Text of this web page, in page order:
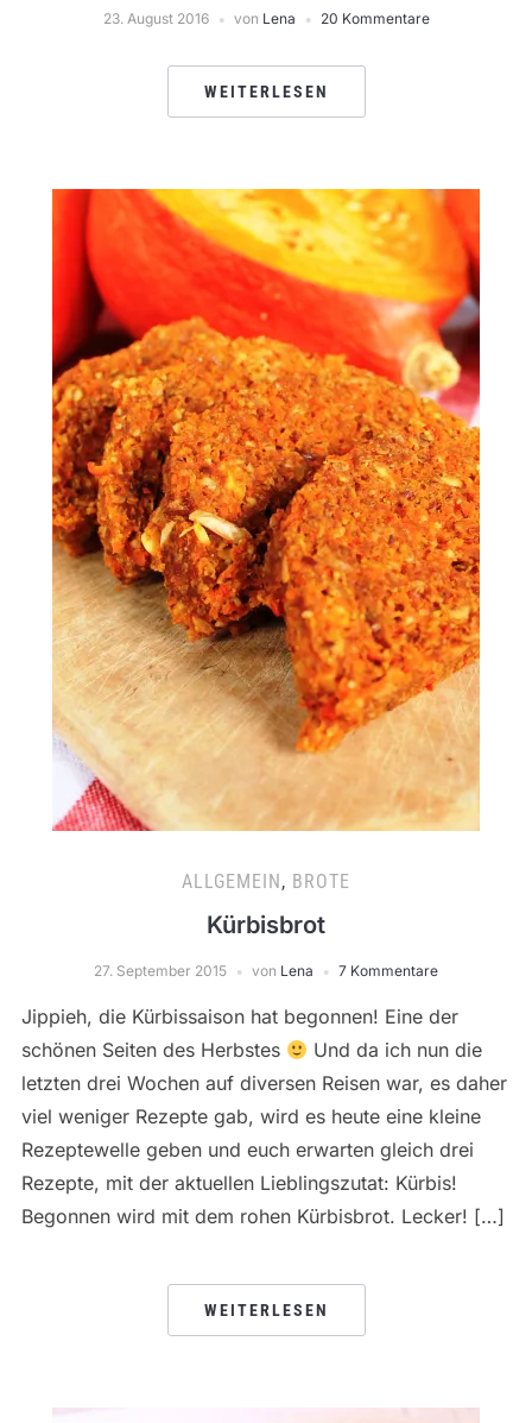
23. August 2016 von Lena 20 Kommentare
WEITERLESEN
ALLGEMEIN, BROTE
Kürbisbrot
27. September 2015 von Lena 7 Kommentare
Jippieh, die Kürbissaison hat begonnen! Eine der
schönen Seiten des Herbstes
Und da ich nun die
letzten drei Wochen auf diversen Reisen war, es daher
viel weniger Rezepte gab, wird es heute eine kleine
Rezeptewelle geben und euch erwarten gleich drei
Rezepte, mit der aktuellen Lieblingszutat: Kürbis!
Begonnen wird mit dem rohen Kürbisbrot. Lecker! […]
WEITERLESEN